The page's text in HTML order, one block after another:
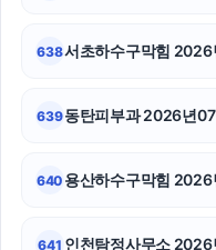
638서초하수구막힘
639동탄피부과 2026년
640 용산하수구막힘
641 인천탐정사무소